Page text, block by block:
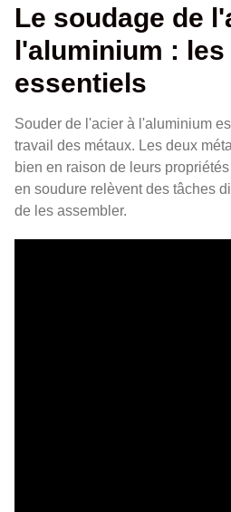
Le soudage de
l'aluminium :
essentiels
Souder de l'acier à l'aluminium
travail des métaux. Les deux
bien en raison de leurs
en soudure relèvent des tâches
de les assembler.